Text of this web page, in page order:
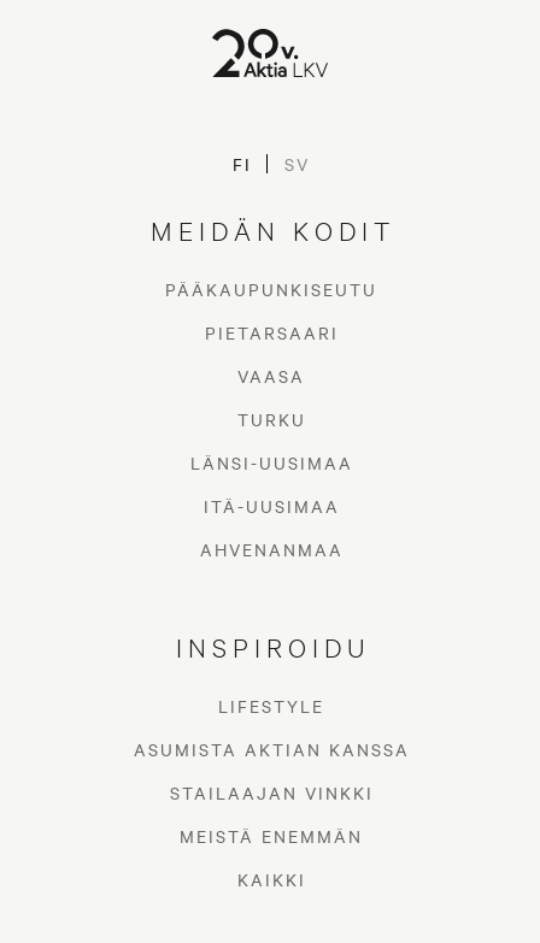
FI SV
MEIDÄN KODIT
PÄÄKAUPUNKISEUTU
PIETARSAARI
VAASA
TURKU
LÄNSI-UUSIMAA
ITÄ-UUSIMAA
AHVENANMAA
INSPIROIDU
LIFESTYLE
ASUMISTA AKTIAN KANSSA
STAILAAJAN VINKKI
MEISTÄ ENEMMÄN
KAIKKI